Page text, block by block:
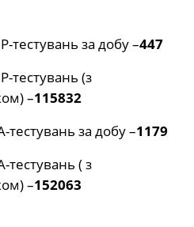
тестувань за добу –447
тестувань (з
–115832
за добу –1179
тестувань ( з
–152063